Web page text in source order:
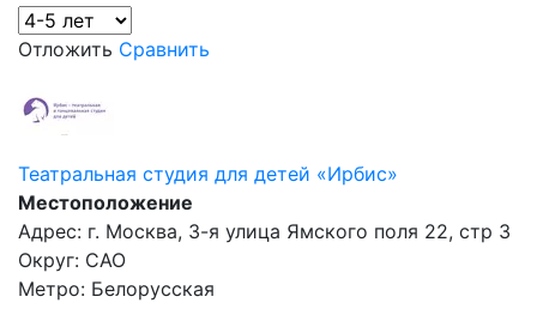
Отложить Сравнить
Театральная студия для детей «Ирбис»
Местоположение
Адрес: г. Москва, 3-я улица Ямского поля 22, стр 3
Округ: САО
Метро: Белорусская